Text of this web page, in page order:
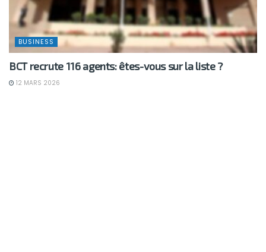
BUSINESS
BCT recrute 116 agents: êtes-vous sur la liste ?
12 MARS 2026